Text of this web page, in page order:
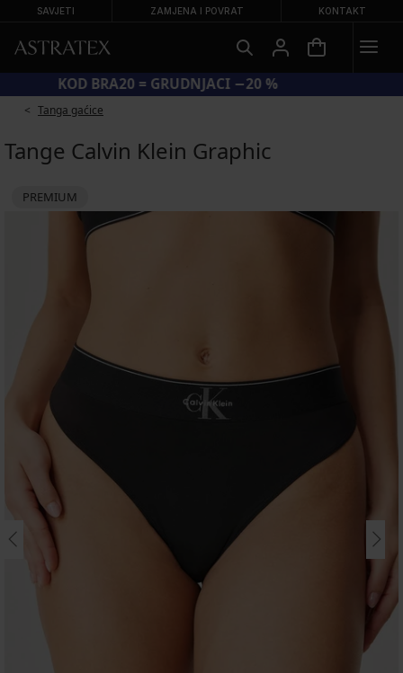
SAVJETI ZAMJENA I POVRAT KONTAKT
KOD BRA20 = GRUDNJACI −20 %
Tanga gaćice
Tange Calvin Klein Graphic
PREMIUM